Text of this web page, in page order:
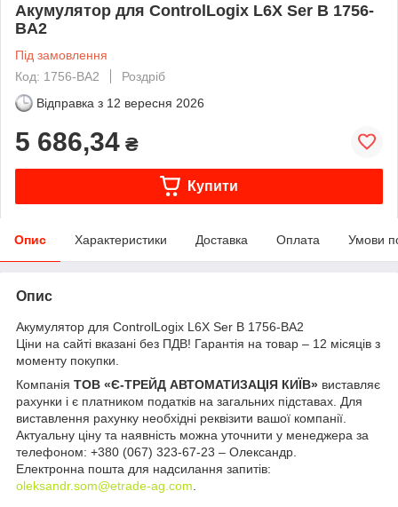
Акумулятор для ControlLogix L6X Ser B 1756-
BA2
Під замовлення
Код: 1756-BA2
Роздріб
Відправка з 12 вересня 2026
5 686,34 ₴
Купити
Опис Характеристики Доставка Оплата Умови
Опис
Акумулятор для ControlLogix L6X Ser B 1756-BA2
Ціни на сайті вказані без ПДВ! Гарантія на товар – 12 місяців з
моменту покупки.
Компанія ТОВ «Є-ТРЕЙД АВТОМАТИЗАЦІЯ КИЇВ» виставляє
рахунки і є платником податків на загальних підставах. Для
виставлення рахунку необхідні реквізити вашої компанії.
Актуальну ціну та наявність можна уточнити у менеджера за
телефоном: +380 (067) 323-67-23 – Олександр.
Електронна пошта для надсилання запитів:
oleksandr.som@etrade-ag.com